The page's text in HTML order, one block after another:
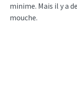
minime. Mais il y a
mouche.